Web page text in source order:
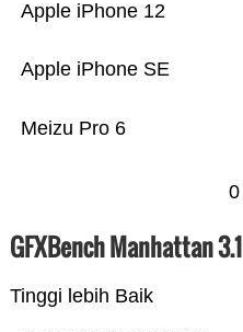
Meizu Pro 6
Apple iPhone SE
Apple iPhone 12
0
GFXBench Manhattan 3.1
Tinggi lebih Baik